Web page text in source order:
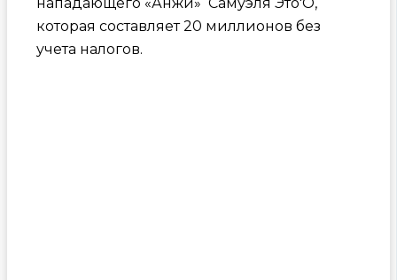
которая составляет 20 миллионов без
учета налогов.